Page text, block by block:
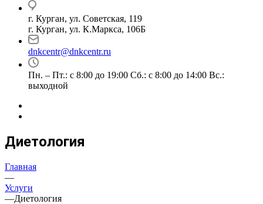
г. Курган, ул. Советская, 119
г. Курган, ул. К.Маркса, 106Б
dnkcentr@dnkcentr.ru
Пн. – Пт.: с 8:00 до 19:00 Сб.: с 8:00 до 14:00 Вс.:
выходной
Диетология
Главная
—
Услуги
—Диетология